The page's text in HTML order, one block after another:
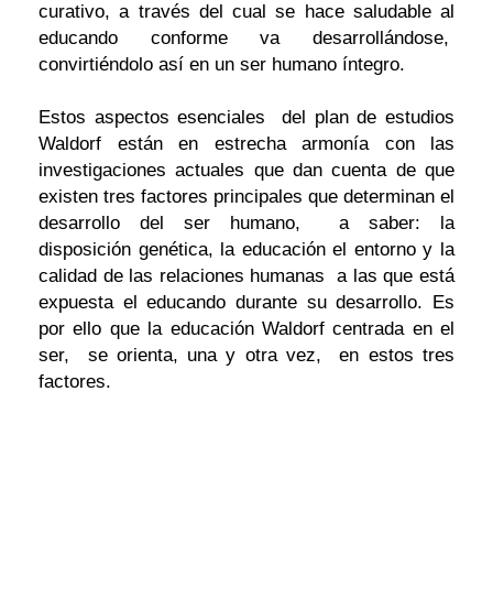
curativo, a través del cual se hace saludable al
educando conforme va desarrollándose,
convirtiéndolo así en un ser humano íntegro.
Estos aspectos esenciales del plan de estudios
Waldorf están en estrecha armonía con las
investigaciones actuales que dan cuenta de que
existen tres factores principales que determinan el
desarrollo del ser humano, a saber: la
disposición genética, la educación el entorno y la
calidad de las relaciones humanas a las que está
expuesta el educando durante su desarrollo. Es
por ello que la educación Waldorf centrada en el
ser, se orienta, una y otra vez, en estos tres
factores.